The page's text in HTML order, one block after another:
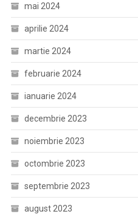
mai 2024
aprilie 2024
martie 2024
februarie 2024
ianuarie 2024
decembrie 2023
noiembrie 2023
octombrie 2023
septembrie 2023
august 2023